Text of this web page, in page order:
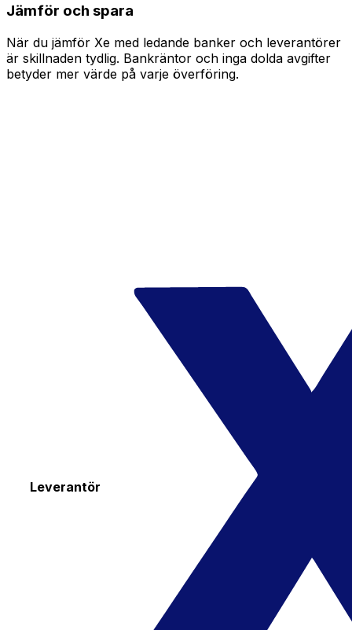
Jämför och spara
När du jämför Xe med ledande banker och leverantörer
är skillnaden tydlig. Bankräntor och inga dolda avgifter
betyder mer värde på varje överföring.
Leverantör